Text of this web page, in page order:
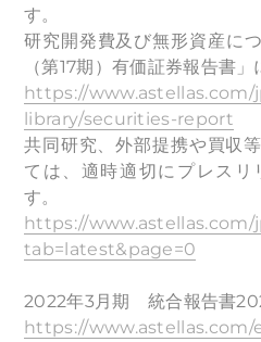
す。
研究開発費及び無形資産に
（第17期）有価証券報告書」
https://
library/securities-report
共同研究、外部提携や買収
ては、適時適切にプレスリ
す。
https://www.astellas.com/
tab=latest&page=0
2022年3月期 統合報告書
https://www.astellas.com/